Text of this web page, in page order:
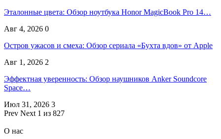
Эталонные цвета: Обзор ноутбука Honor MagicBook Pro 14…
Авг 4, 2026 0
Остров ужасов и смеха: Обзор сериала «Бухта вдов» от Apple
Авг 1, 2026 2
Эффектная уверенность: Обзор наушников Anker Soundcore
Space…
Июл 31, 2026 3
Prev Next 1 из 827
О нас